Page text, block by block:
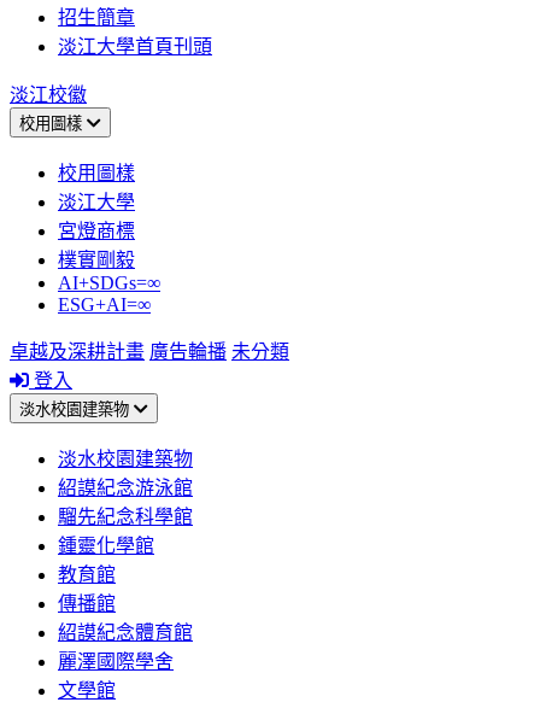
招生簡章
淡江大學首頁刊頭
淡江校徽
校用圖樣
校用圖樣
淡江大學
宮燈商標
樸實剛毅
AI+SDGs=∞
ESG+AI=∞
卓越及深耕計畫 廣告輪播 未分類
登入
淡水校園建築物
淡水校園建築物
紹謨紀念游泳館
騮先紀念科學館
鍾靈化學館
教育館
傳播館
紹謨紀念體育館
麗澤國際學舍
文學館